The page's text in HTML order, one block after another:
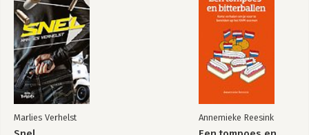
Marlies Verhelst Annemieke Reesink